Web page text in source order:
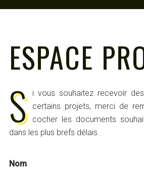
ESPACE
S
i vous souhaitez recevoir
certains projets, merci de
cocher les documents
dans les plus brefs délais.
Nom